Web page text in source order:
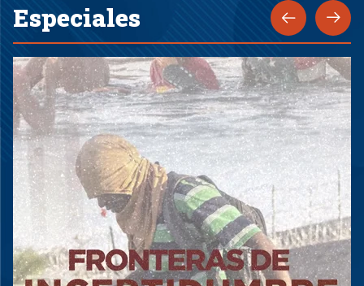
Especiales